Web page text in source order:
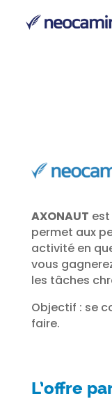
AXONAUT est
permet aux
activité en
vous
les tâches
Objectif : se
faire.
L’offre